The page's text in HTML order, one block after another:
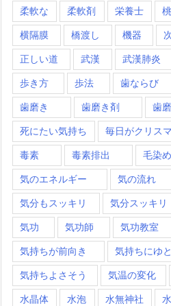
柔軟な 柔軟剤 栄養士
横隔膜 橋渡し 機器
正しい道 武漢 武漢肺炎
歩き方 歩法 歯ならび
歯磨き 歯磨き剤 歯
死にたい気持ち 毎日がクリス
毒素 毒素排出 毛染め
気のエネルギー 気の流れ
気分もスッキリ 気分スッキリ
気功 気功師 気功教室
気持ちが前向き 気持ちにゆ
気持ちよさそう 気温の変化
水晶体 水泡 水無神社